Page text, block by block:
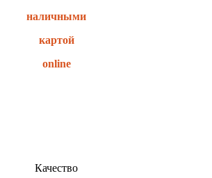
наличными
картой
online
Качество